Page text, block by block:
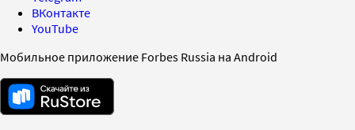
ВКонтакте
YouTube
Мобильное приложение Forbes Russia на Android